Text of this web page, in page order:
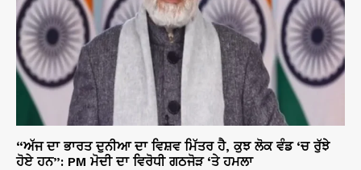
“ਅੱਜ ਦਾ ਭਾਰਤ ਦੁਨੀਆ ਦਾ ਵਿਸ਼ਵ ਮਿੱਤਰ ਹੈ, ਕੁਝ ਲੋਕ ਵੰਡ ‘ਚ ਰੁੱਝੇ
ਹੋਏ ਹਨ”: PM ਮੋਦੀ ਦਾ ਵਿਰੋਧੀ ਗਠਜੋੜ ‘ਤੇ ਹਮਲਾ